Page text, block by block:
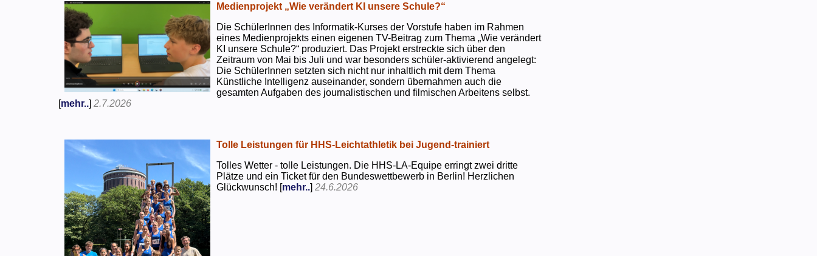
Medienprojekt „Wie verändert KI unsere Schule?“
Die SchülerInnen des Informatik-Kurses der Vorstufe haben im Rahmen
eines Medienprojekts einen eigenen TV-Beitrag zum Thema „Wie verändert
KI unsere Schule?“ produziert. Das Projekt erstreckte sich über den
Zeitraum von Mai bis Juli und war besonders schüler-aktivierend angelegt:
Die SchülerInnen setzten sich nicht nur inhaltlich mit dem Thema
Künstliche Intelligenz auseinander, sondern übernahmen auch die
gesamten Aufgaben des journalistischen und filmischen Arbeitens selbst.
[mehr..]2.7.2026
Tolle Leistungen für HHS-Leichtathletik bei Jugend-trainiert
Tolles Wetter - tolle Leistungen. Die HHS-LA-Equipe erringt zwei dritte
Plätze und ein Ticket für den Bundeswettbewerb in Berlin! Herzlichen
Glückwunsch! [mehr..]24.6.2026